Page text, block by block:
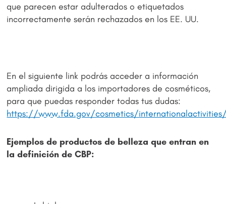
que parecen estar adulterados o etiquetados
incorrectamente serán rechazados en los EE. UU.
En el siguiente link podrás acceder a información
ampliada dirigida a los importadores de cosméticos,
para que puedas responder todas tus dudas:
https://www.fda.gov/cosmetics/
Ejemplos de productos de belleza que entran en
la definición de CBP: